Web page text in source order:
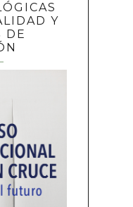
Y
DE